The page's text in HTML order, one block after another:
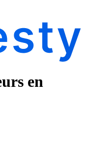
en